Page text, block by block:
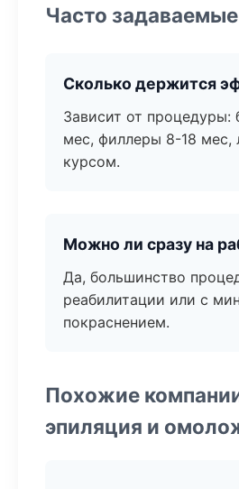
Часто
Сколько держится
Зависит от процедуры:
мес, филлеры 8-18 мес,
курсом.
Можно ли сразу на
Да, большинство
реабилитации или с
покраснением.
Похожие
эпиляция и